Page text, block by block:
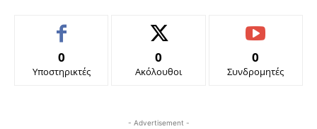
0
Υποστηρικτές
0
Ακόλουθοι
0
Συνδρομητές
- Advertisement -